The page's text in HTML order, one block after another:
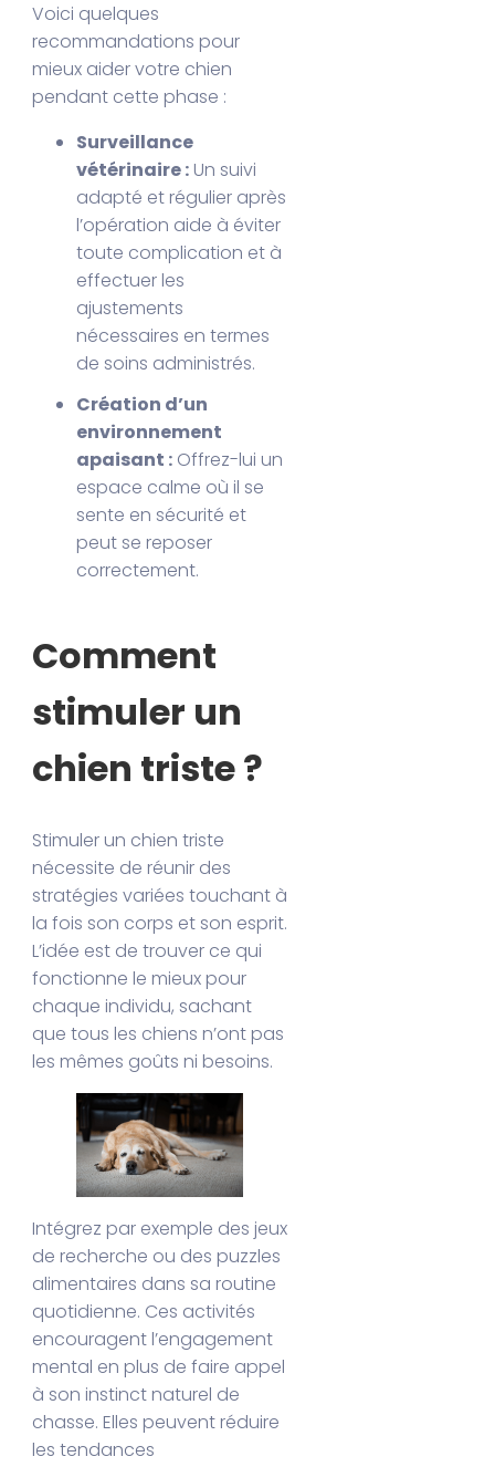
Voici quelques
recommandations pour
mieux aider votre chien
pendant cette phase :
Surveillance
vétérinaire : Un suivi
adapté et régulier après
l’opération aide à éviter
toute complication et à
effectuer les
ajustements
nécessaires en termes
de soins administrés.
Création d’un
environnement
apaisant : Offrez-lui un
espace calme où il se
sente en sécurité et
peut se reposer
correctement.
Comment
stimuler un
chien triste ?
Stimuler un chien triste
nécessite de réunir des
stratégies variées touchant à
la fois son corps et son esprit.
L’idée est de trouver ce qui
fonctionne le mieux pour
chaque individu, sachant
que tous les chiens n’ont pas
les mêmes goûts ni besoins.
Intégrez par exemple des jeux
de recherche ou des puzzles
alimentaires dans sa routine
quotidienne. Ces activités
encouragent l’engagement
mental en plus de faire appel
à son instinct naturel de
chasse. Elles peuvent réduire
les tendances